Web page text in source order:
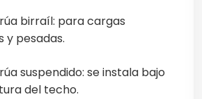
birraíl: para cargas
y pesadas.
suspendido: se instala bajo
del techo.